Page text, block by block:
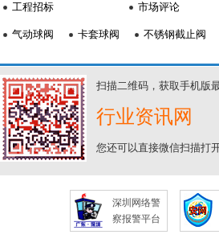
工程招标 市场评论
气动球阀 卡套球阀 不锈钢截止阀
扫描二维码，获取手机版
行业资讯网
您还可以直接微信扫描打
深圳网络警
察报警平台